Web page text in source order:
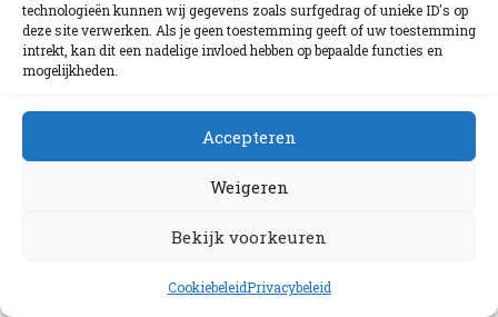
technologieën kunnen wij gegevens zoals surfgedrag of unieke ID's op
deze site verwerken. Als je geen toestemming geeft of uw toestemming
intrekt, kan dit een nadelige invloed hebben op bepaalde functies en
mogelijkheden.
Accepteren
Weigeren
Bekijk voorkeuren
CookiebeleidPrivacybeleid